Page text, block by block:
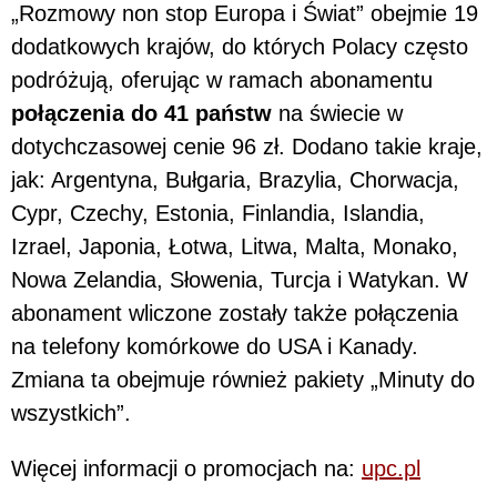
„Rozmowy non stop Europa i Świat” obejmie 19
dodatkowych krajów, do których Polacy często
podróżują, oferując w ramach abonamentu
połączenia do 41 państw na świecie w
dotychczasowej cenie 96 zł. Dodano takie kraje,
jak: Argentyna, Bułgaria, Brazylia, Chorwacja,
Cypr, Czechy, Estonia, Finlandia, Islandia,
Izrael, Japonia, Łotwa, Litwa, Malta, Monako,
Nowa Zelandia, Słowenia, Turcja i Watykan. W
abonament wliczone zostały także połączenia
na telefony komórkowe do USA i Kanady.
Zmiana ta obejmuje również pakiety „Minuty do
wszystkich”.
Więcej informacji o promocjach na: upc.pl